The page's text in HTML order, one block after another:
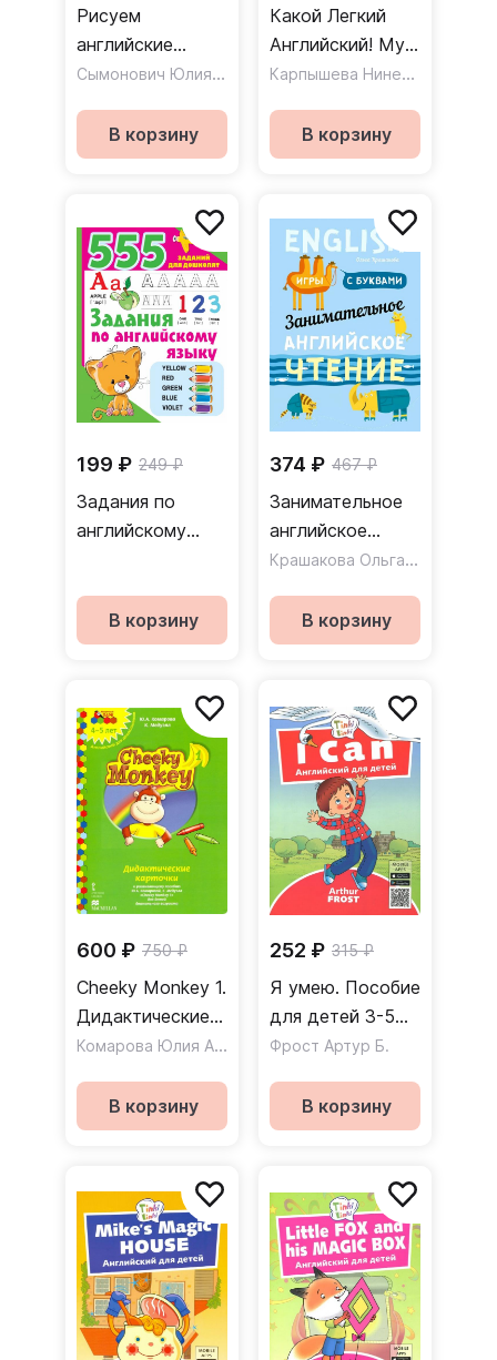
Рисуем
английские
слова
Сымонович Юлия Вячеславовна
В корзину
Какой Легкий
Английский! My
Day
Карпышева Нинель Максимовна
В корзину
199 ₽ 249 ₽
Задания по
английскому
В корзину
374 ₽ 467 ₽
Занимательное
английское
чтение. Игры с Крашакова Ольга Юрьевна
В корзину
600 ₽ 750 ₽
Cheeky Monkey 1.
Дидактические
карточки к
пособию для
детей
возраста
Комарова Юлия Александровна ,Медуэлл Клэр
В корзину
252 ₽ 315 ₽
Я умею. Пособие
для детей 3-5
лет
Фрост Артур Б.
В корзину